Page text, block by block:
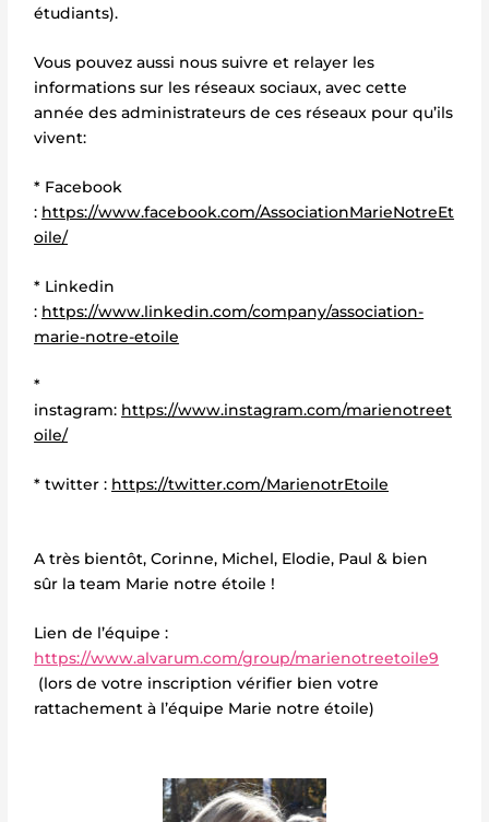
étudiants).
Vous pouvez aussi nous suivre et relayer les
informations sur les réseaux sociaux, avec cette
année des administrateurs de ces réseaux pour qu’ils
vivent:
* Facebook
: https://www.facebook.com/AssociationMarieNotreEt
oile/
* Linkedin
: https://www.linkedin.com/company/association-
marie-notre-etoile
*
instagram: https://www.instagram.com/marienotreet
oile/
* twitter : https://twitter.com/MarienotrEtoile
A très bientôt, Corinne, Michel, Elodie, Paul & bien
sûr la team Marie notre étoile !
Lien de l’équipe :
https://www.alvarum.com/group/marienotreetoile9
(lors de votre inscription vérifier bien votre
rattachement à l’équipe Marie notre étoile)